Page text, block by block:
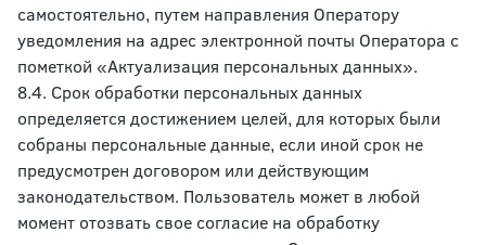
самостоятельно, путем направления Оператору
уведомления на адрес электронной почты Оператора с
пометкой «Актуализация персональных данных».
8.4. Срок обработки персональных данных
определяется достижением целей, для которых были
собраны персональные данные, если иной срок не
предусмотрен договором или действующим
законодательством. Пользователь может в любой
момент отозвать свое согласие на обработку